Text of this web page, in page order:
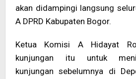
akan didampingi langsung
A DPRD Kabupaten Bogor.
Ketua Komisi A Hidayat
kunjungan itu untuk
kunjungan sebelumnya di